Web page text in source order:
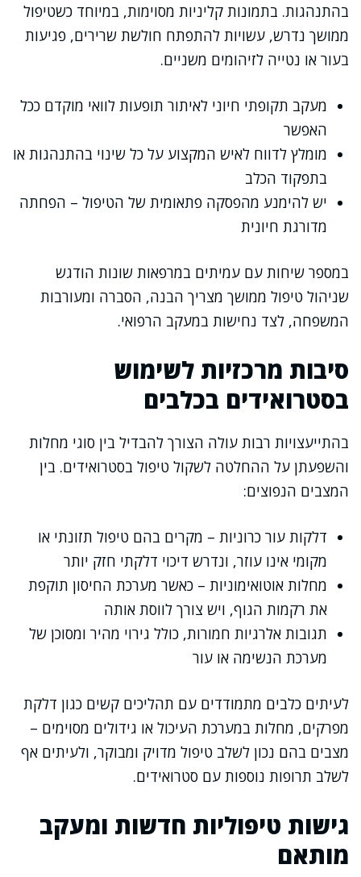
בהתנהגות. בתמונות קליניות מסוימות, במיוחד כשטיפול
ממושך נדרש, עשויות להתפתח חולשת שרירים, פגיעות
בעור או נטייה לזיהומים משניים.
מעקב תקופתי חיוני לאיתור תופעות לוואי מוקדם ככל
האפשר
מומלץ לדווח לאיש המקצוע על כל שינוי בהתנהגות או
בתפקוד הכלב
יש להימנע מהפסקה פתאומית של הטיפול – הפחתה
מדורגת חיונית
במספר שיחות עם עמיתים במרפאות שונות הודגש
שניהול טיפול ממושך מצריך הבנה, הסברה ומעורבות
המשפחה, לצד נחישות במעקב הרפואי.
סיבות מרכזיות לשימוש
בסטרואידים בכלבים
בהתייעצויות רבות עולה הצורך להבדיל בין סוגי מחלות
והשפעתן על ההחלטה לשקול טיפול בסטרואידים. בין
המצבים הנפוצים:
דלקות עור כרוניות – מקרים בהם טיפול תזונתי או
מקומי אינו עוזר, ונדרש דיכוי דלקתי חזק יותר
מחלות אוטואימוניות – כאשר מערכת החיסון תוקפת
את רקמות הגוף, ויש צורך לווסת אותה
תגובות אלרגיות חמורות, כולל גירוי מהיר ומסוכן של
מערכת הנשימה או עור
לעיתים כלבים מתמודדים עם תהליכים קשים כגון דלקת
מפרקים, מחלות במערכת העיכול או גידולים מסוימים –
מצבים בהם נכון לשלב טיפול מדויק ומבוקר, ולעיתים אף
לשלב תרופות נוספות עם סטרואידים.
גישות טיפוליות חדשות ומעקב
מותאם